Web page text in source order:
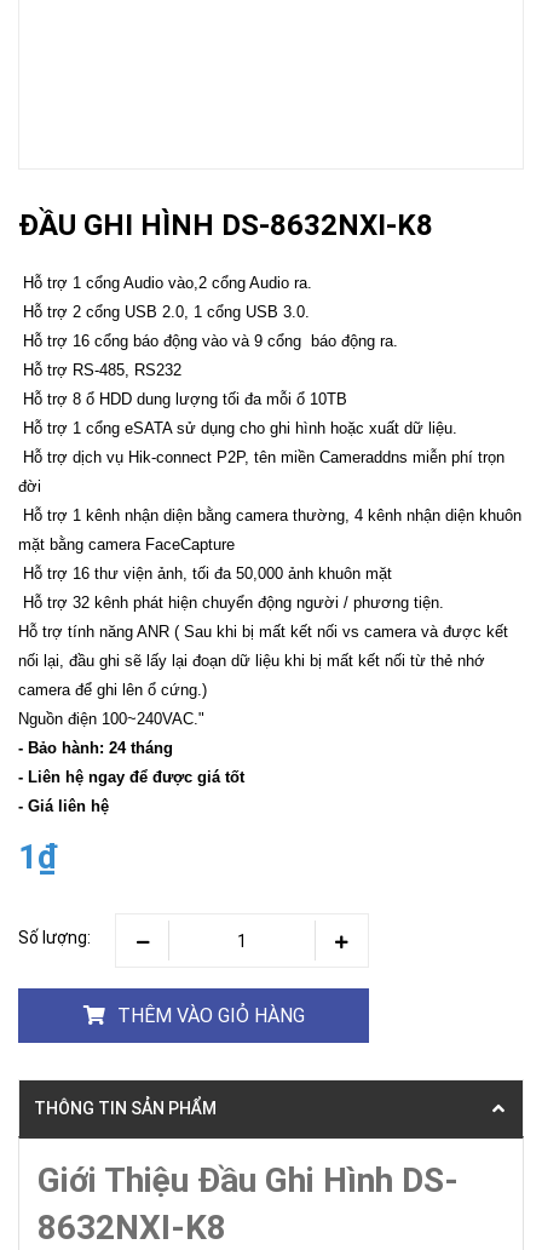
ĐẦU GHI HÌNH DS-8632NXI-K8
Hỗ trợ 1 cổng Audio vào,2 cổng Audio ra.
Hỗ trợ 2 cổng USB 2.0, 1 cổng USB 3.0.
Hỗ trợ 16 cổng báo động vào và 9 cổng báo động ra.
Hỗ trợ RS-485, RS232
Hỗ trợ 8 ổ HDD dung lượng tối đa mỗi ổ 10TB
Hỗ trợ 1 cổng eSATA sử dụng cho ghi hình hoặc xuất dữ liệu.
Hỗ trợ dịch vụ Hik-connect P2P, tên miền Cameraddns miễn phí trọn
đời
Hỗ trợ 1 kênh nhận diện bằng camera thường, 4 kênh nhận diện khuôn
mặt bằng camera FaceCapture
Hỗ trợ 16 thư viện ảnh, tối đa 50,000 ảnh khuôn mặt
Hỗ trợ 32 kênh phát hiện chuyển động người / phương tiện.
Hỗ trợ tính năng ANR ( Sau khi bị mất kết nối vs camera và được kết
nối lại, đầu ghi sẽ lấy lại đoạn dữ liệu khi bị mất kết nối từ thẻ nhớ
camera để ghi lên ổ cứng.)
Nguồn điện 100~240VAC."
- Bảo hành: 24 tháng
- Liên hệ ngay để được giá tốt
- Giá liên hệ
1₫
Số lượng:
THÊM VÀO GIỎ HÀNG
THÔNG TIN SẢN PHẨM
Giới Thiệu Đầu Ghi Hình DS-
8632NXI-K8